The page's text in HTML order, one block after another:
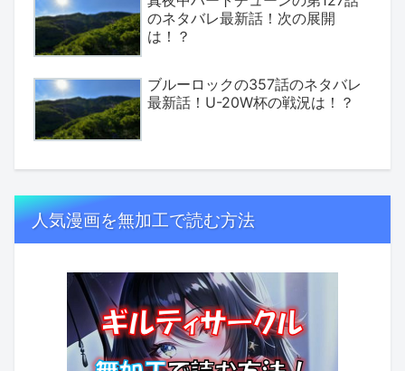
のネタバレ最新話！次の展開
は！？
ブルーロックの357話のネタバレ
最新話！U-20W杯の戦況は！？
人気漫画を無加工で読む方法